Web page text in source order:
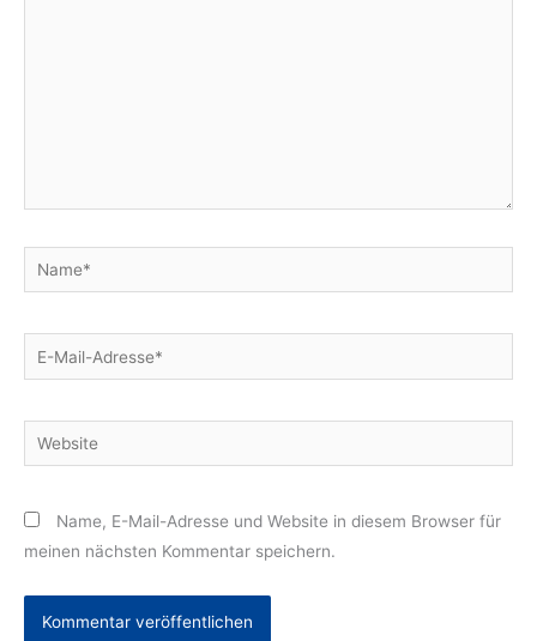
Name*
E-
Mail-
Website
Name, E-Mail-Adresse und Website in diesem Browser für
meinen nächsten Kommentar speichern.